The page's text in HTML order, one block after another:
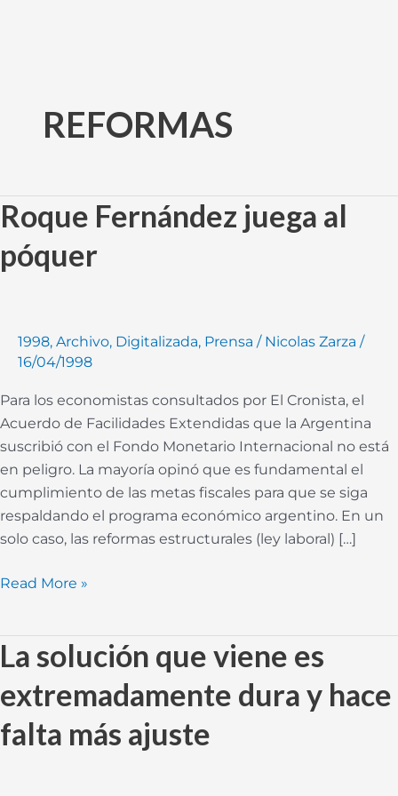
contenidoREFORMAS
Roque Fernández juega al
póquer
1998, Archivo, Digitalizada, Prensa / Nicolas Zarza /
16/04/1998
Para los economistas consultados por El Cronista, el
Acuerdo de Facilidades Extendidas que la Argentina
suscribió con el Fondo Monetario Internacional no está
en peligro. La mayoría opinó que es fundamental el
cumplimiento de las metas fiscales para que se siga
respaldando el programa económico argentino. En un
solo caso, las reformas estructurales (ley laboral) […]
Roque
Fernández
juega
al
Read More »
La solución que viene es
extremadamente dura y hace
falta más ajuste
La
solución
que
es